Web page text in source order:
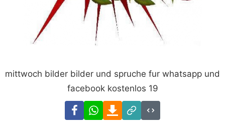
mittwoch bilder bilder und spruche fur whatsapp und
facebook kostenlos 19
FacebookWhatsAppDownload
Link
Code